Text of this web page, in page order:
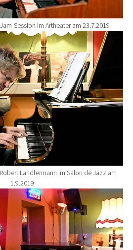
Session im Artheater am 23.7.2019
Landfermann im Salon de Jazz am
1.9.2019